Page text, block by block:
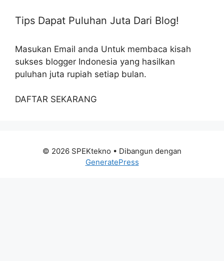
Tips Dapat Puluhan Juta Dari Blog!
Masukan Email anda Untuk membaca kisah
sukses blogger Indonesia yang hasilkan
puluhan juta rupiah setiap bulan.
DAFTAR SEKARANG
© 2026 SPEKtekno • Dibangun dengan
GeneratePress